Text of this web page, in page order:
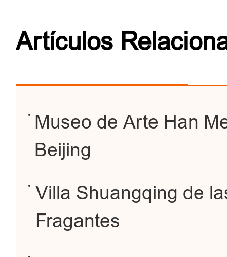
Artículos
Museo de Arte Han
Beijing
Villa Shuangqing de
Fragantes